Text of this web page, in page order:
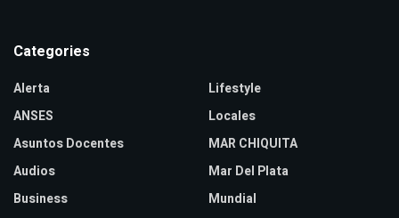
Categories
Alerta
ANSES
Asuntos Docentes
Audios
Business
Lifestyle
Locales
MAR CHIQUITA
Mar Del Plata
Mundial